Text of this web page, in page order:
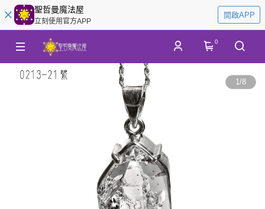
聖哲曼魔法屋
立刻使用官方APP
開啟APP
0
1/8